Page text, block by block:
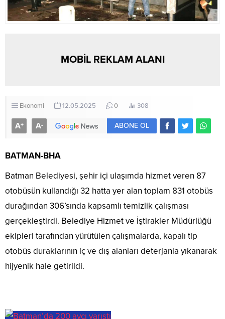
MOBİL REKLAM ALANI
Ekonomi 12.05.2025 0 308
A+ A- ABONE OL
BATMAN-BHA
Batman Belediyesi, şehir içi ulaşımda hizmet veren 87
otobüsün kullandığı 32 hatta yer alan toplam 831 otobüs
durağından 306’sında kapsamlı temizlik çalışması
gerçekleştirdi. Belediye Hizmet ve İştirakler Müdürlüğü
ekipleri tarafından yürütülen çalışmalarda, kapalı tip
otobüs duraklarının iç ve dış alanları deterjanla yıkanarak
hijyenik hale getirildi.